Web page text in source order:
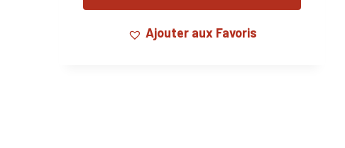
Ajouter aux Favoris